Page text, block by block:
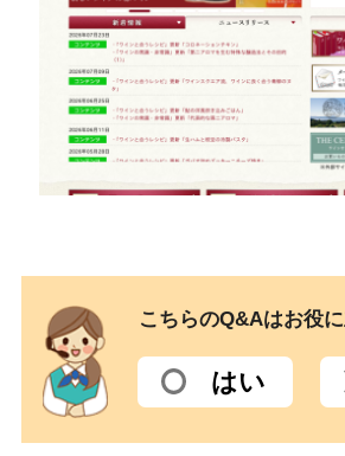
こちらのQ&Aはお役
はい